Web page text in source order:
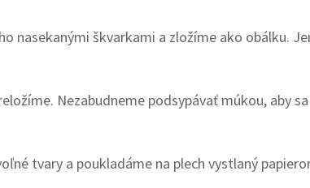
škvarkami a zložíme ako obálku.
Nezabudneme podsypávať múkou, aby
tvary a poukladáme na plech vystlaný